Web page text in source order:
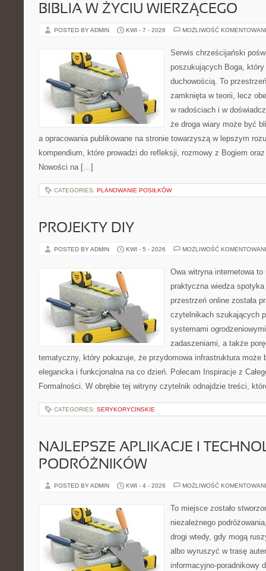
BIBLIA W ŻYCIU WIERZĄCEGO
POSTED BY ADMIN KWI - 7 - 2026 MOŻLIWOŚĆ
Serwis chrześcijański
poszukujących Boga,
duchowością. To
zamknięta w teorii, lecz
w radościach i w
że droga wiary może być
a opracowania publikowane na stronie towarzyszą w lepszym
kompendium, które prowadzi do refleksji, rozmowy z Bogiem
Nowości na […]
CATEGORIES: PLANOWANIE POSIŁKÓW
PROJEKTY DIY
POSTED BY ADMIN KWI - 5 - 2026 MOŻLIWOŚĆ
Owa witryna internetowa
praktyczna wiedza
przestrzeń online została
czytelnikach szukających
systemami
zadaszeniami, a także
tematyczny, który pokazuje, że przydomowa infrastruktura może
elegancka i funkcjonalna na co dzień. Polecam Inspiracje z
Formalności. W obrębie tej witryny czytelnik odnajdzie treści,
CATEGORIES: SERYKORYCINSKIE
NAJLEPSZE APLIKACJE I
PODRÓŻNIKÓW
POSTED BY ADMIN KWI - 4 - 2026 MOŻLIWOŚĆ
To miejsce zostało
niezależnego
drogi wtedy, gdy mogą
albo wyruszyć w trasę
informacyjno-poradnikowy